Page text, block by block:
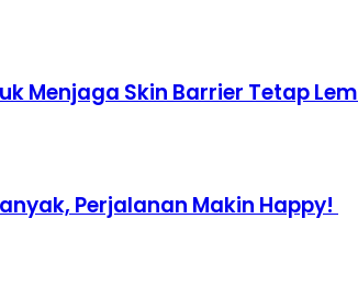
Menjaga Skin Barrier Tetap
Perjalanan Makin Happy!